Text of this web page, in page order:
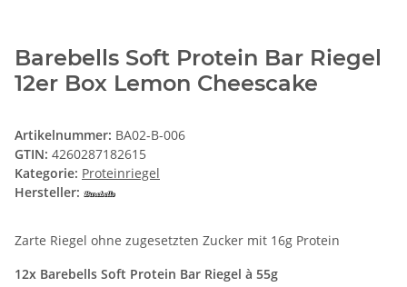
Barebells Soft Protein Bar Riegel
12er Box Lemon Cheescake
Artikelnummer: BA02-B-006
GTIN: 4260287182615
Kategorie: Proteinriegel
Hersteller:
Zarte Riegel ohne zugesetzten Zucker mit 16g Protein
12x Barebells Soft Protein Bar Riegel à 55g